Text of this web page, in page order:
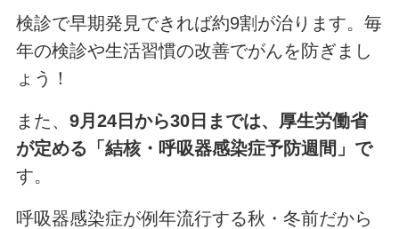
検診で早期発見できれば約9割が治ります。毎
年の検診や生活習慣の改善でがんを防ぎまし
ょう！
また、 9月24日から30日までは、厚生労働省
が定める「結核・呼吸器感染症予防週間」で
す。
呼吸器感染症が例年流行する秋・冬前だから